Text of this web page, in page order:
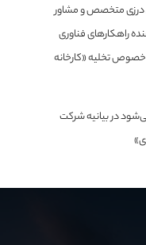
درزی متخصص و مشاور
راهکارهای فناوری
تخلیه «کارخانه
دربیانیه شرکت